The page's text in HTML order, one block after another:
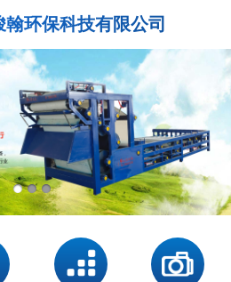
翰环保科技有限公司